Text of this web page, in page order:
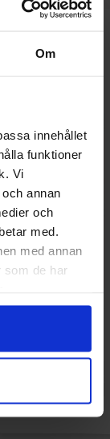
Om
innehållet
funktioner
Vi
annan
och
med.
med annan
som de har
Jardin